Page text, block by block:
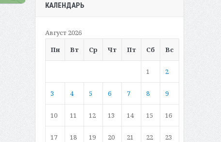
КАЛЕНДАРЬ
Август 2026
Пн
Вт Ср Чт Пт Сб Вс
1 2
3 4 5 6 7 8 9
10 11 12 13 14 15 16
17 18 19 20 21 22 23